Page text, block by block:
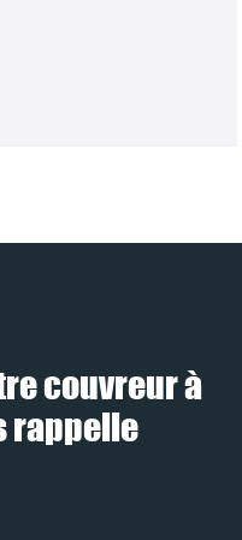
couvreur à
rappelle